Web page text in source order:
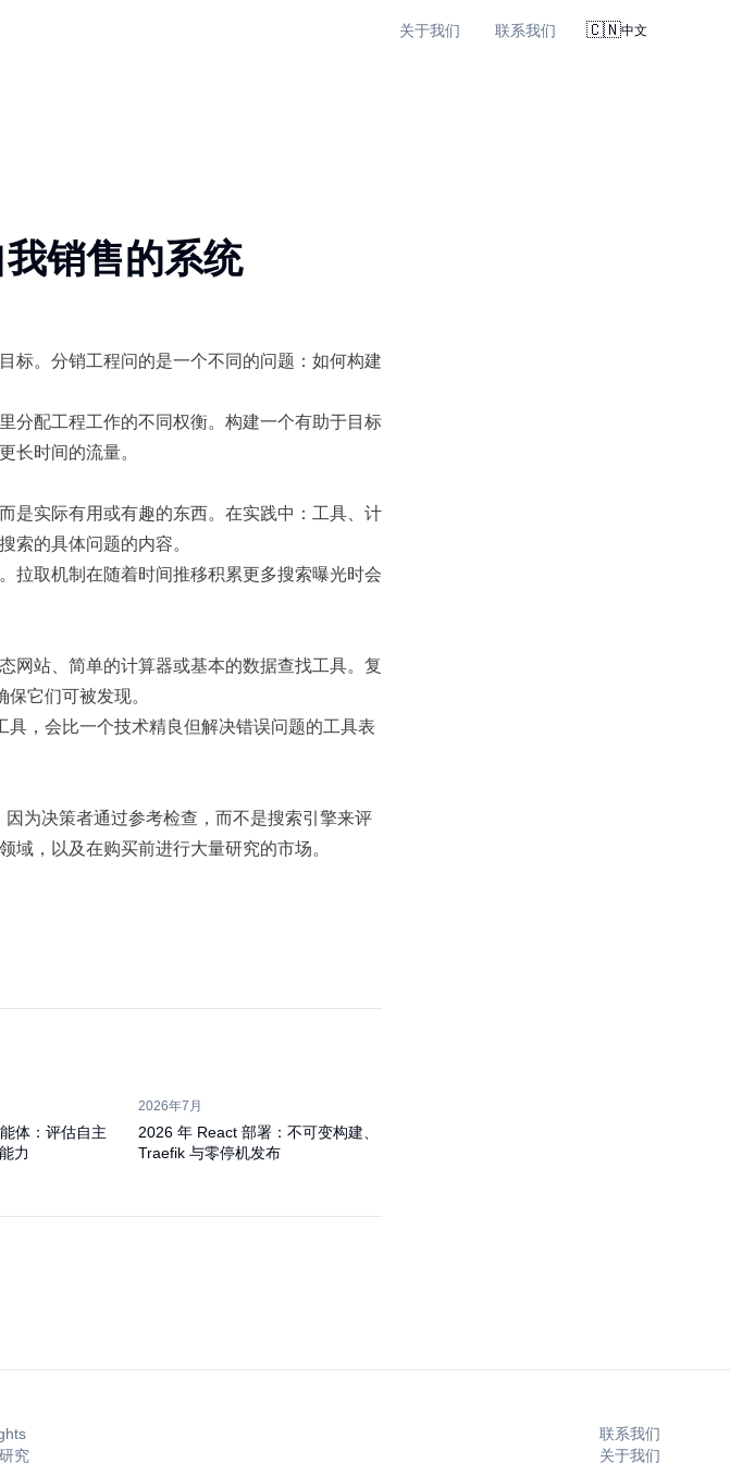
关于我们 联系我们 🇨🇳中文
销售的系统
标。分销工程问的是一个不同的问题：如何构建
配工程工作的不同权衡。构建一个有助于目标
长时间的流量。
实际有用或有趣的东西。在实践中：工具、计
索的具体问题的内容。
拉取机制在随着时间推移积累更多搜索曝光时会
站、简单的计算器或基本的数据查找工具。复
它们可被发现。
，会比一个技术精良但解决错误问题的工具表
为决策者通过参考检查，而不是搜索引擎来评
域，以及在购买前进行大量研究的市场。
体：评估自主
力
2026年7月
2026 年 React 部署：不可变构建、
Traefik 与零停机发布
究
联系我们
关于我们